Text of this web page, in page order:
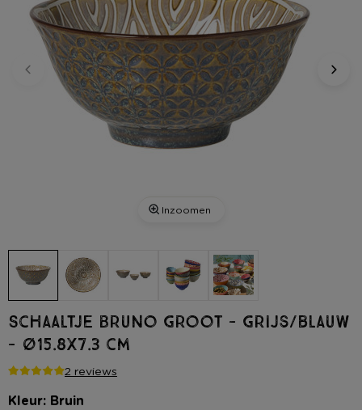
Inzoomen
Schaaltje Bruno groot - grijs/blauw
- ø15.8x7.3 cm
2 reviews
Kleur: Bruin